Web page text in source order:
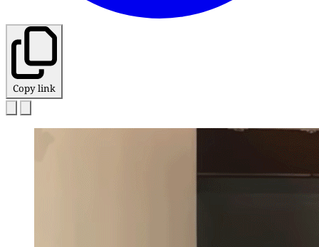
Copy link